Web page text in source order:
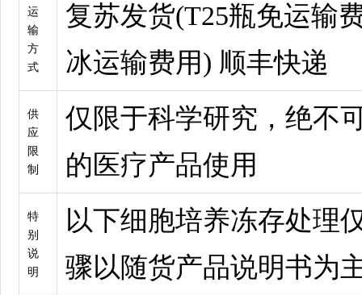
运
输
方
式
复苏发货(T25瓶免运输
冰运输费用) 顺丰快递
供
应
限
制
仅限于科学研究，绝不
的医疗产品使用
特
别
说
明
以下细胞培养冻存处理
骤以随货产品说明书为